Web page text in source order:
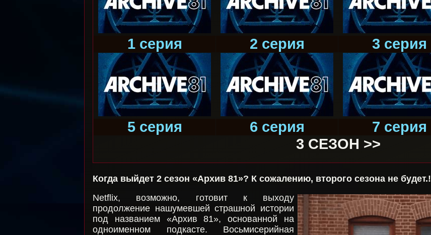
1 серия 2 серия 3 серия
5 серия 6 серия 7 серия
3 СЕЗОН >>
Когда выйдет 2 сезон «Архив 81»? К сожалению, второго сезона не будет.!
Netflix, возможно, готовит к выходу
продолжение нашумевшей страшной истории
под названием «Архив 81», основанной на
одноименном подкасте. Восьмисерийная